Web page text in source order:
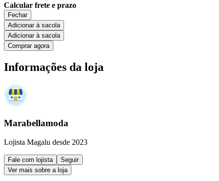
Calcular frete e prazo
Fechar
Adicionar à sacola
Adicionar à sacola
Comprar agora
Informações da loja
Marabellamoda
Lojista Magalu desde 2023
Fale com lojista
Seguir
Ver mais sobre a loja